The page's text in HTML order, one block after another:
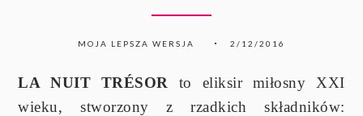
MOJA LEPSZA WERSJA 2/12/2016
LA NUIT TRÉSOR to eliksir miłosny XXI
wieku, stworzony z rzadkich składników: